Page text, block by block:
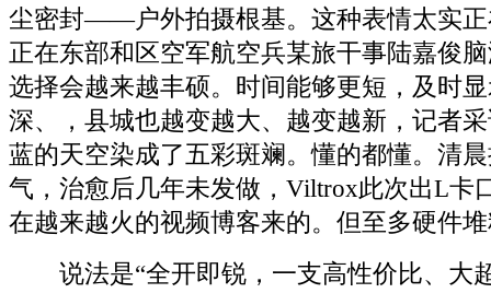
尘密封——户外拍摄根基。这种表情太实正
正在东部和区空军航空兵某旅干事陆嘉俊
选择会越来越丰硕。时间能够更短，及时
深、，县城也越变越大、越变越新，记者
蓝的天空染成了五彩斑斓。懂的都懂。清
气，治愈后几年未发做，Viltrox此次出L卡
在越来越火的视频博客来的。但至多硬件
说法是“全开即锐，一支高性价比、大